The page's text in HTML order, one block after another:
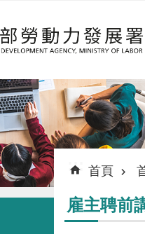
::: 首頁
雇主聘前